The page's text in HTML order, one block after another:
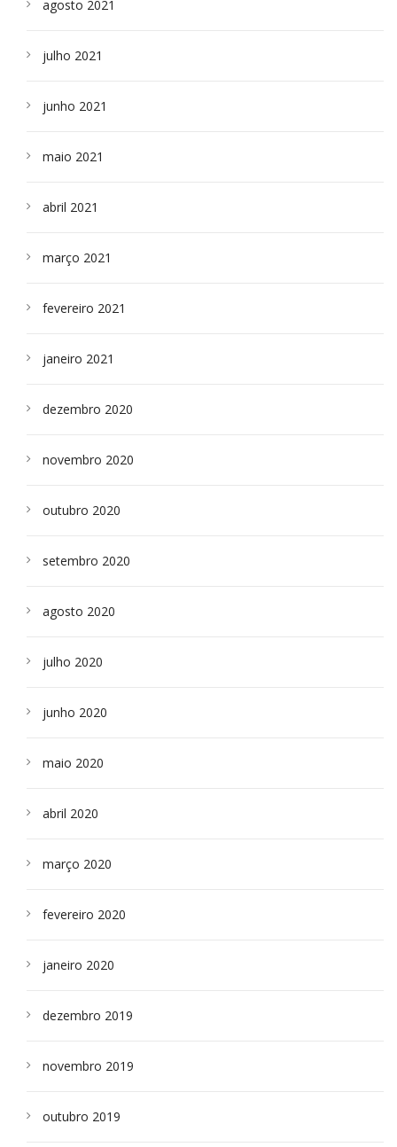
agosto 2021
julho 2021
junho 2021
maio 2021
abril 2021
março 2021
fevereiro 2021
janeiro 2021
dezembro 2020
novembro 2020
outubro 2020
setembro 2020
agosto 2020
julho 2020
junho 2020
maio 2020
abril 2020
março 2020
fevereiro 2020
janeiro 2020
dezembro 2019
novembro 2019
outubro 2019